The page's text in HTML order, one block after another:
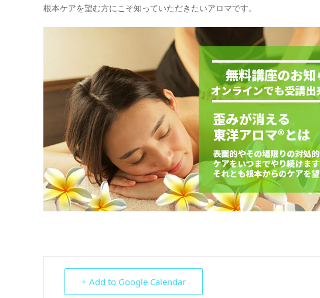
根本ケアを望む方にこそ知っていただきたいアロマです。
+ Add to Google Calendar